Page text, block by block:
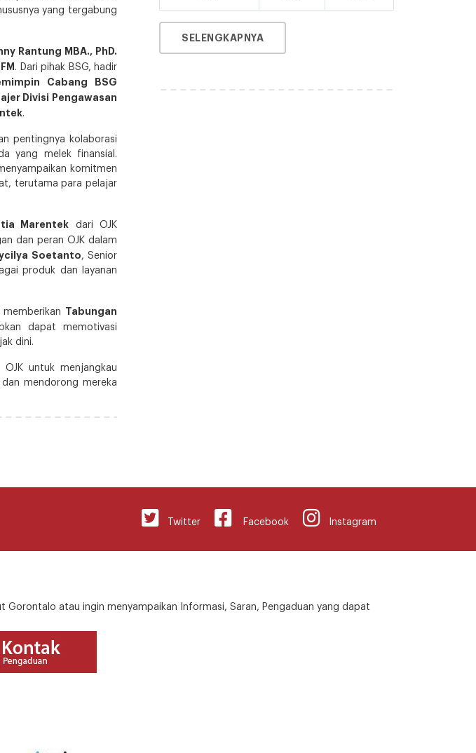
yang tergabung
Rantung MBA., PhD.
. Dari pihak BSG, hadir
Cabang BSG
Divisi Pengawasan
.
pentingnya kolaborasi
yang melek finansial.
komitmen
terutama para pelajar
Marentek dari OJK
dan peran OJK dalam
Soetanto, Senior
produk dan layanan
Tabungan
dapat memotivasi
dini.
untuk menjangkau
mendorong mereka
SELENGKAPNYA
Instagram
Facebook
Twitter
Gorontalo atau ingin menyampaikan Informasi, Saran, Pengaduan yang dapat